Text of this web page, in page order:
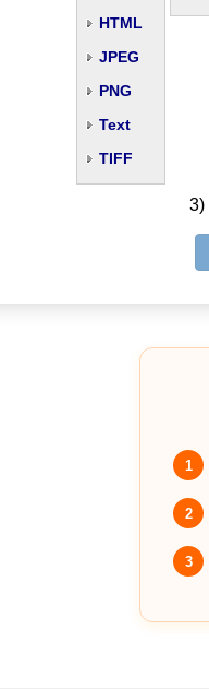
HTML
JPEG
PNG
Text
TIFF
3)
1
2
3